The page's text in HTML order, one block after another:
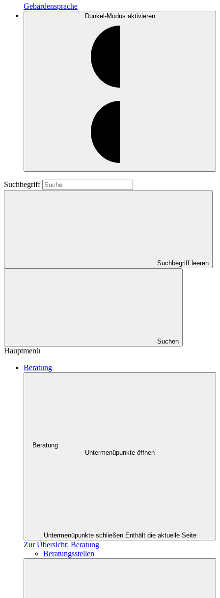
Gebärdensprache
Dunkel-Modus aktivieren
Suchbegriff
Suchbegriff leeren
Suchen
Hauptmenü
Beratung
Beratung
Untermenüpunkte öffnen
Untermenüpunkte schließen Enthält die aktuelle Seite
Zur Übersicht: Beratung
Beratungsstellen